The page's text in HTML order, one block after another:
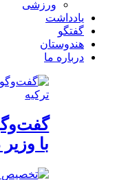
ورزشی
یادداشت
گفتگو
هندوستان
درباره ما
با